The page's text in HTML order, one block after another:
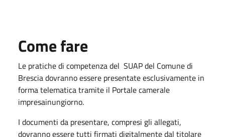
Come fare
Le pratiche di competenza del SUAP del Comune di
Brescia dovranno essere presentate esclusivamente in
forma telematica tramite il Portale camerale
impresainungiorn​o​.
​I documenti da presentare, compresi gli allegati,
dovranno essere tutti firmati digitalmente dal titolare